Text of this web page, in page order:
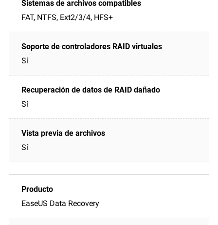
FAT, NTFS, Ext2/3/4, HFS+
Sí
Sí
Sí
EaseUS Data Recovery